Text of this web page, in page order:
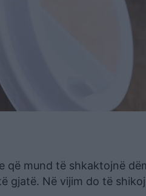
që mund të shkaktojnë
gjatë. Në vijim do të